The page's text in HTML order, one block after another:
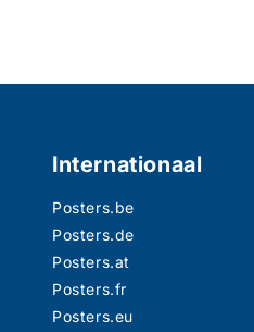
Internationaal
Posters.be
Posters.de
Posters.at
Posters.fr
Posters.eu